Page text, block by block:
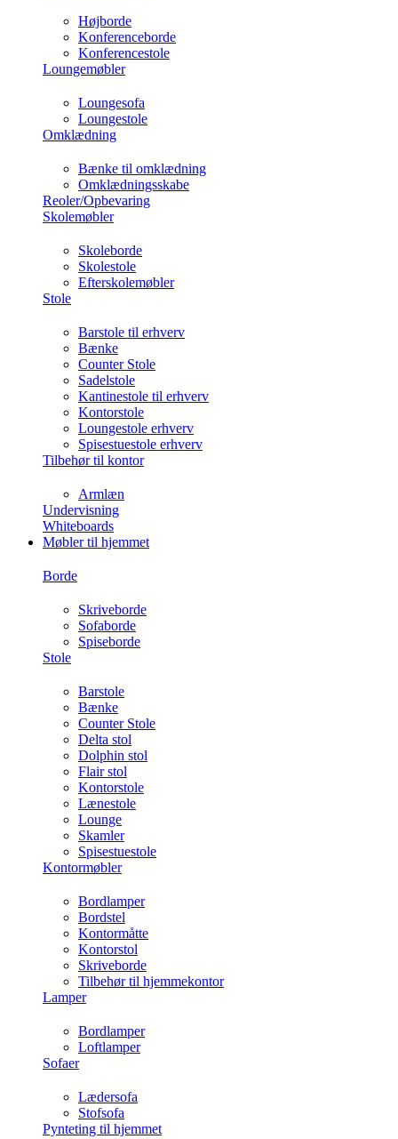
Højborde
Konferenceborde
Konferencestole
Loungemøbler
Loungesofa
Loungestole
Omklædning
Bænke til omklædning
Omklædningsskabe
Reoler/Opbevaring
Skolemøbler
Skoleborde
Skolestole
Efterskolemøbler
Stole
Barstole til erhverv
Bænke
Counter Stole
Sadelstole
Kantinestole til erhverv
Kontorstole
Loungestole erhverv
Spisestuestole erhverv
Tilbehør til kontor
Armlæn
Undervisning
Whiteboards
Møbler til hjemmet
Borde
Skriveborde
Sofaborde
Spiseborde
Stole
Barstole
Bænke
Counter Stole
Delta stol
Dolphin stol
Flair stol
Kontorstole
Lænestole
Lounge
Skamler
Spisestuestole
Kontormøbler
Bordlamper
Bordstel
Kontormåtte
Kontorstol
Skriveborde
Tilbehør til hjemmekontor
Lamper
Bordlamper
Loftlamper
Sofaer
Lædersofa
Stofsofa
Pynteting til hjemmet